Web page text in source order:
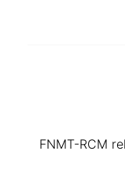
FNMT-RCM